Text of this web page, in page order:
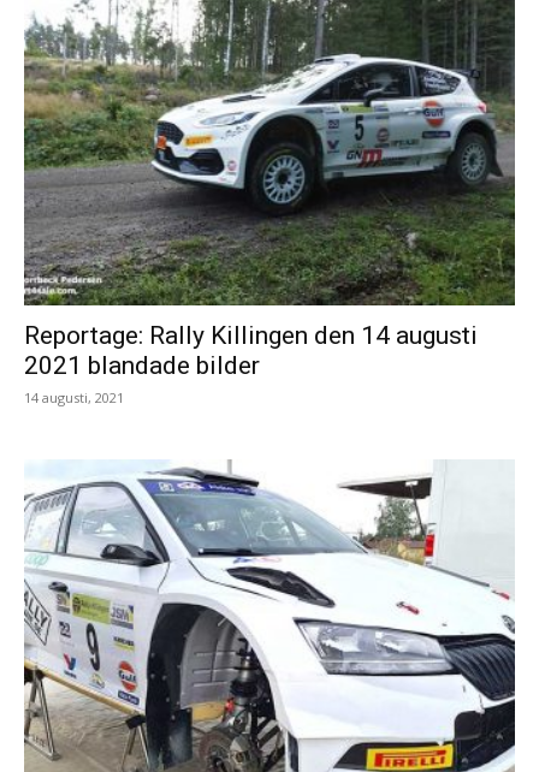
Reportage: Rally Killingen den 14 augusti
2021 blandade bilder
14 augusti, 2021